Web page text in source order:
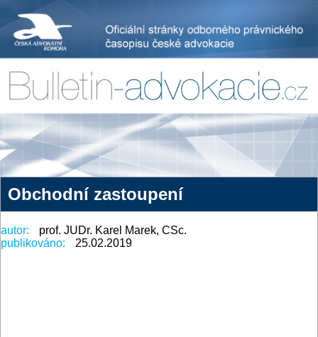
Obchodní zastoupení
autor:
prof. JUDr. Karel Marek, CSc.
publikováno:
25.02.2019